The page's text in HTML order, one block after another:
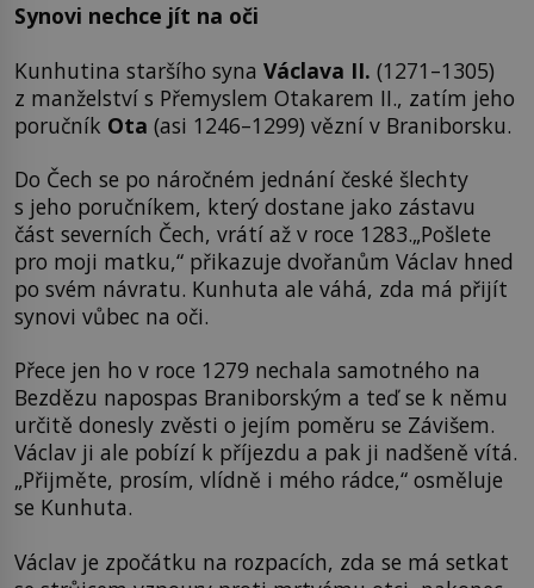
Synovi nechce jít na oči
Kunhutina staršího syna Václava II. (1271–1305)
z manželství s Přemyslem Otakarem II., zatím jeho
poručník Ota (asi 1246–1299) vězní v Braniborsku.
Do Čech se po náročném jednání české šlechty
s jeho poručníkem, který dostane jako zástavu
část severních Čech, vrátí až v roce 1283.„Pošlete
pro moji matku,“ přikazuje dvořanům Václav hned
po svém návratu. Kunhuta ale váhá, zda má přijít
synovi vůbec na oči.
Přece jen ho v roce 1279 nechala samotného na
Bezdězu napospas Braniborským a teď se k němu
určitě donesly zvěsti o jejím poměru se Závišem.
Václav ji ale pobízí k příjezdu a pak ji nadšeně vítá.
„Přijměte, prosím, vlídně i mého rádce,“ osměluje
se Kunhuta.
Václav je zpočátku na rozpacích, zda se má setkat